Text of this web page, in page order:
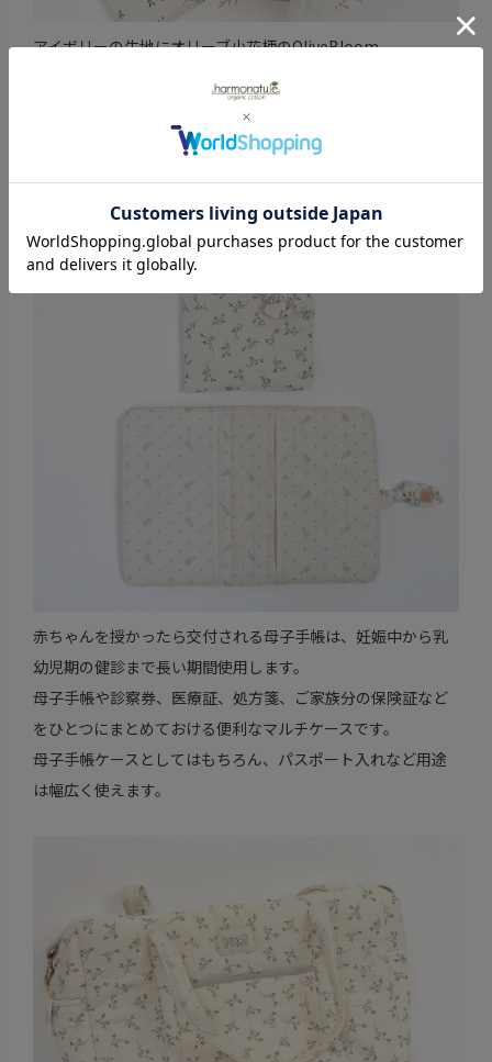
アイボリーの生地にオリーブ小花柄のOliveBloom
アイボリー×ネイビーストライプのNavyJean
アイボリーの生地にハートが散りばめられたRock&Love
どれもナチュラルでやさしい雰囲気の色柄です。
赤ちゃんを授かったら交付される母子手帳は、妊娠中から乳
幼児期の健診まで長い期間使用します。
母子手帳や診察券、医療証、処方箋、ご家族分の保険証など
をひとつにまとめておける便利なマルチケースです。
母子手帳ケースとしてはもちろん、パスポート入れなど用途
は幅広く使えます。